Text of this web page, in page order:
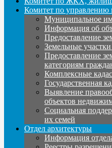
Комитет по
Муниципальное
Информация об
Предоставление
Земельные
Предоставление
категориям
Комплексные
Государственная
Выявление
объектов
Социальная
их семей
Отдел архитектуры
Информация